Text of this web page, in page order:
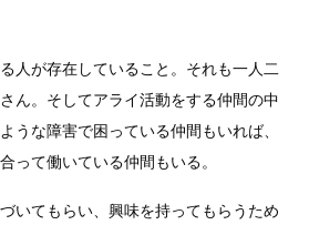
人が存在していること。それも一人二
ん。そしてアライ活動をする仲間の中
うな障害で困っている仲間もいれば、
って働いている仲間もいる。
いてもらい、興味を持ってもらうため